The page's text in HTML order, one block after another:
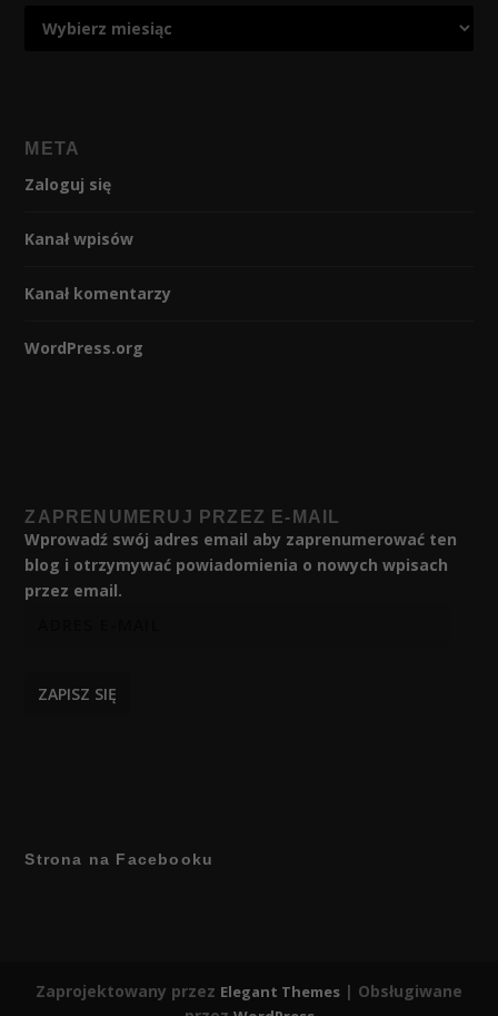
META
Zaloguj się
Kanał wpisów
Kanał komentarzy
WordPress.org
ZAPRENUMERUJ PRZEZ E-MAIL
Wprowadź swój adres email aby zaprenumerować ten
blog i otrzymywać powiadomienia o nowych wpisach
przez email.
ZAPISZ SIĘ
Strona na Facebooku
Zaprojektowany przez Elegant Themes | Obsługiwane